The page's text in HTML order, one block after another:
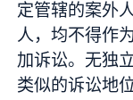
定管辖的案外
人，均不得作
加诉讼。无独
类似的诉讼地